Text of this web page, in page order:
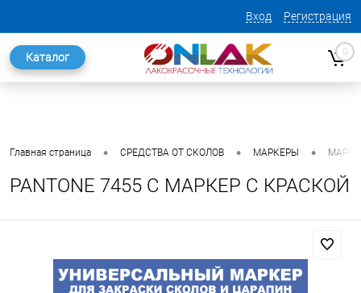
Вход Регистрация
Каталог 0
Главная страница • СРЕДСТВА ОТ СКОЛОВ • МАРКЕРЫ •
PANTONE 7455 C МАРКЕР С КРАСКОЙ